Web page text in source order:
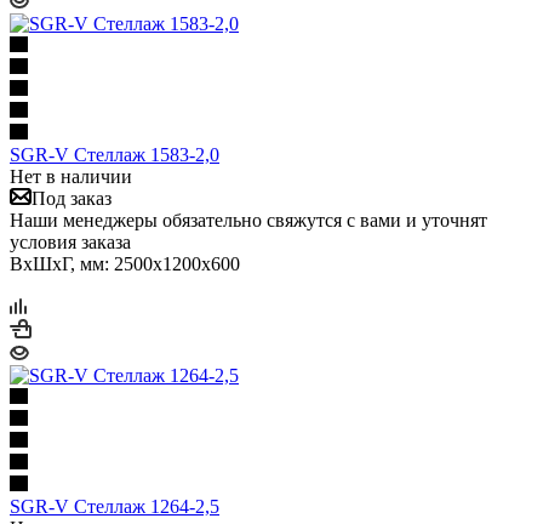
SGR-V Стеллаж 1583-2,0
Нет в наличии
Под заказ
Наши менеджеры обязательно свяжутся с вами и уточнят
условия заказа
ВхШхГ, мм: 2500x1200x600
SGR-V Стеллаж 1264-2,5